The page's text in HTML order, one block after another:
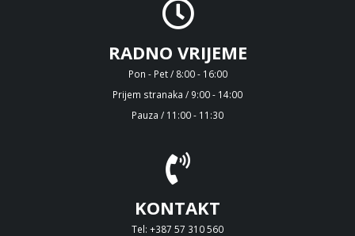
RADNO VRIJEME
Pon - Pet / 8:00 - 16:00
Prijem stranaka / 9:00 - 14:00
Pauza / 11:00 - 11:30
KONTAKT
Tel: +387 57 310 560